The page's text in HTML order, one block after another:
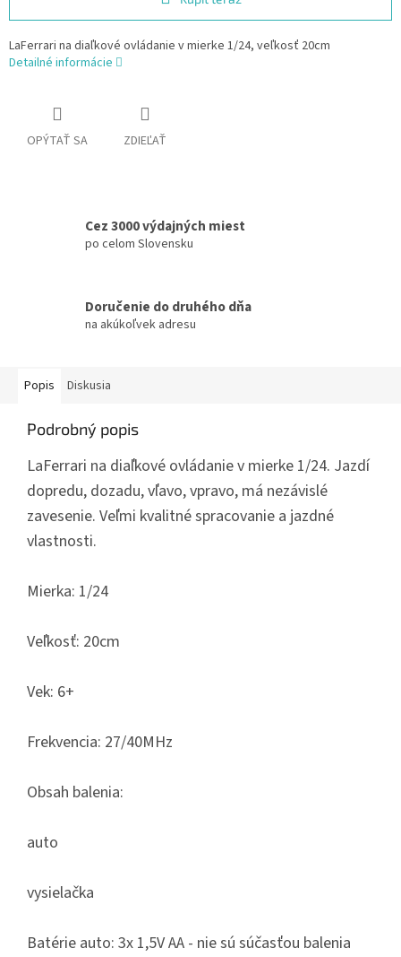
LaFerrari na diaľkové ovládanie v mierke 1/24, veľkosť 20cm
Detailné informácie
OPÝTAŤ SA ZDIEĽAŤ
Cez 3000 výdajných miest
po celom Slovensku
Doručenie do druhého dňa
na akúkoľvek adresu
Popis Diskusia
Podrobný popis
LaFerrari na diaľkové ovládanie v mierke 1/24. Jazdí
dopredu, dozadu, vľavo, vpravo, má nezávislé
zavesenie. Veľmi kvalitné spracovanie a jazdné
vlastnosti.
Mierka: 1/24
Veľkosť: 20cm
Vek: 6+
Frekvencia: 27/40MHz
Obsah balenia:
auto
vysielačka
Batérie auto: 3x 1,5V AA - nie sú súčasťou balenia